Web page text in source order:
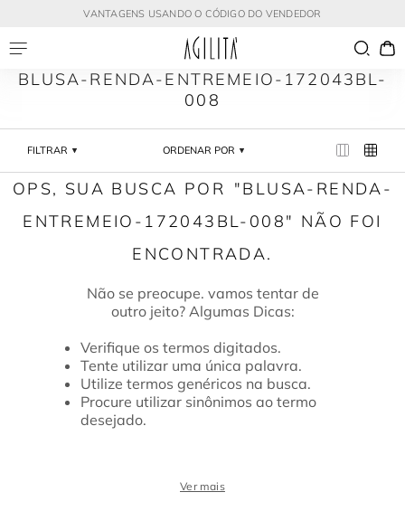
VANTAGENS USANDO O CÓDIGO DO VENDEDOR
BLUSA-RENDA-ENTREMEIO-172043BL-
008
FILTRAR ORDENAR POR
BLUSA-RENDA-
ENTREMEIO-172043BL-008
Verifique os termos digitados.
Tente utilizar uma única palavra.
Utilize termos genéricos na busca.
Procure utilizar sinônimos ao termo
desejado.
Ver mais